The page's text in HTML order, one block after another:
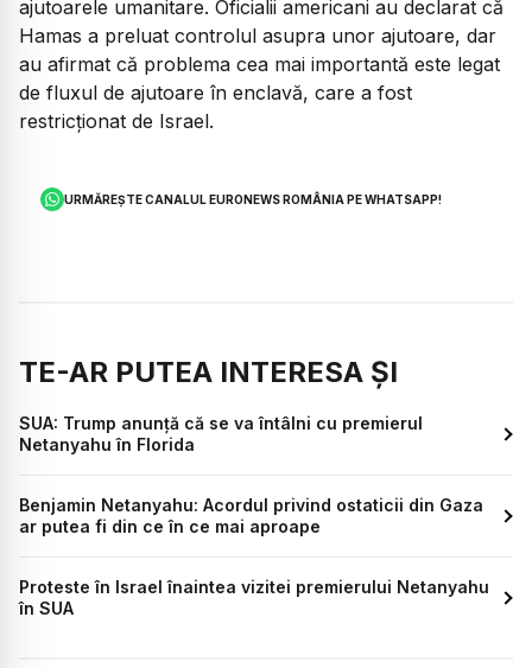
ajutoarele umanitare. Oficialii americani au declarat că
Hamas a preluat controlul asupra unor ajutoare, dar
au afirmat că problema cea mai importantă este legat
de fluxul de ajutoare în enclavă, care a fost
restricționat de Israel.
URMĂREȘTE CANALUL EURONEWS ROMÂNIA PE WHATSAPP!
TE-AR PUTEA INTERESA ȘI
SUA: Trump anunţă că se va întâlni cu premierul
Netanyahu în Florida
Benjamin Netanyahu: Acordul privind ostaticii din Gaza
ar putea fi din ce în ce mai aproape
Proteste în Israel înaintea vizitei premierului Netanyahu
în SUA